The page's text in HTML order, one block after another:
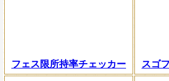
フェス限所持率チェッカー スゴ